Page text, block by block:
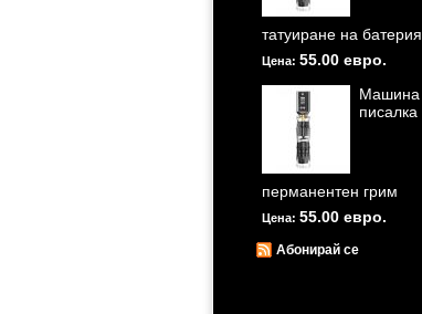
татуиране на батерия
Цена: 55.00 евро.
Машина
писалка
перманентен грим
Цена: 55.00 евро.
Абонирай се